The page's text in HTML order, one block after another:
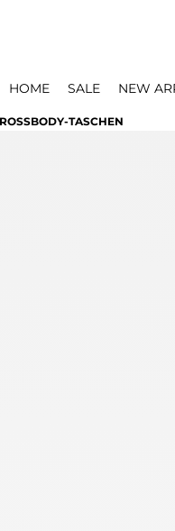
HOME SALE NEW
TASCHEN